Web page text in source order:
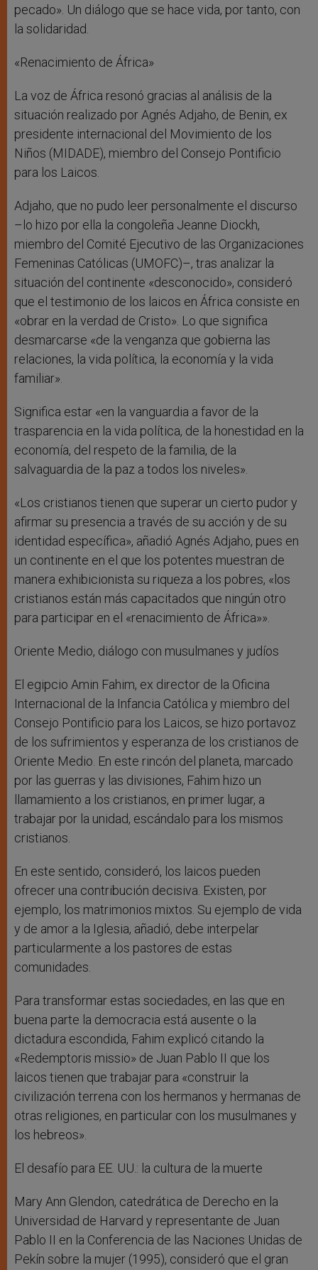
pecado». Un diálogo que se hace vida, por tanto, con
la solidaridad.
«Renacimiento de África»
La voz de África resonó gracias al análisis de la
situación realizado por Agnés Adjaho, de Benin, ex
presidente internacional del Movimiento de los
Niños (MIDADE), miembro del Consejo Pontificio
para los Laicos.
Adjaho, que no pudo leer personalmente el discurso
–lo hizo por ella la congoleña Jeanne Diockh,
miembro del Comité Ejecutivo de las Organizaciones
Femeninas Católicas (UMOFC)–, tras analizar la
situación del continente «desconocido», consideró
que el testimonio de los laicos en África consiste en
«obrar en la verdad de Cristo». Lo que significa
desmarcarse «de la venganza que gobierna las
relaciones, la vida política, la economía y la vida
familiar».
Significa estar «en la vanguardia a favor de la
trasparencia en la vida política, de la honestidad en la
economía, del respeto de la familia, de la
salvaguardia de la paz a todos los niveles».
«Los cristianos tienen que superar un cierto pudor y
afirmar su presencia a través de su acción y de su
identidad específica», añadió Agnés Adjaho, pues en
un continente en el que los potentes muestran de
manera exhibicionista su riqueza a los pobres, «los
cristianos están más capacitados que ningún otro
para participar en el «renacimiento de África»».
Oriente Medio, diálogo con musulmanes y judíos
El egipcio Amin Fahim, ex director de la Oficina
Internacional de la Infancia Católica y miembro del
Consejo Pontificio para los Laicos, se hizo portavoz
de los sufrimientos y esperanza de los cristianos de
Oriente Medio. En este rincón del planeta, marcado
por las guerras y las divisiones, Fahim hizo un
llamamiento a los cristianos, en primer lugar, a
trabajar por la unidad, escándalo para los mismos
cristianos.
En este sentido, consideró, los laicos pueden
ofrecer una contribución decisiva. Existen, por
ejemplo, los matrimonios mixtos. Su ejemplo de vida
y de amor a la Iglesia, añadió, debe interpelar
particularmente a los pastores de estas
comunidades.
Para transformar estas sociedades, en las que en
buena parte la democracia está ausente o la
dictadura escondida, Fahim explicó citando la
«Redemptoris missio» de Juan Pablo II que los
laicos tienen que trabajar para «construir la
civilización terrena con los hermanos y hermanas de
otras religiones, en particular con los musulmanes y
los hebreos».
El desafío para EE. UU.: la cultura de la muerte
Mary Ann Glendon, catedrática de Derecho en la
Universidad de Harvard y representante de Juan
Pablo II en la Conferencia de las Naciones Unidas de
Pekín sobre la mujer (1995), consideró que el gran